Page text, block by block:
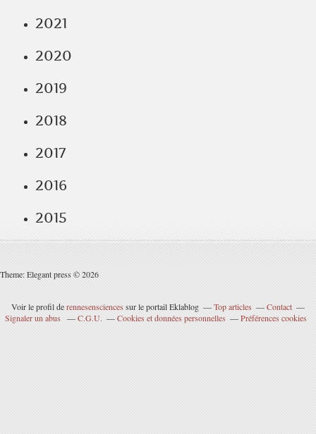
2021
2020
2019
2018
2017
2016
2015
Theme: Elegant press © 2026
Voir le profil derennesensciencessur le portail Eklablog Top articles
Contact
Signaler un abus
C.G.U. Cookies et données personnelles Préférences cookies